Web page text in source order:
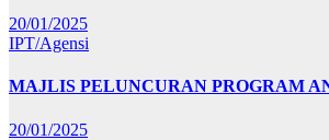
20/01/2025
IPT/Agensi
MAJLIS PELUNCURAN PROGRAM
20/01/2025